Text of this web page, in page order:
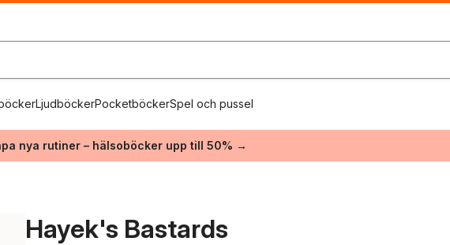
LjudböckerPocketböckerSpel och pussel
nya rutiner – hälsoböcker upp till 50% →
Hayek's Bastards